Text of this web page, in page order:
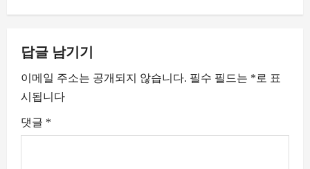
비
게
이
답글 남기기
이메일 주소는 공개되지 않습니다. 필수 필드는 * 로 표
시됩니다
댓글 *